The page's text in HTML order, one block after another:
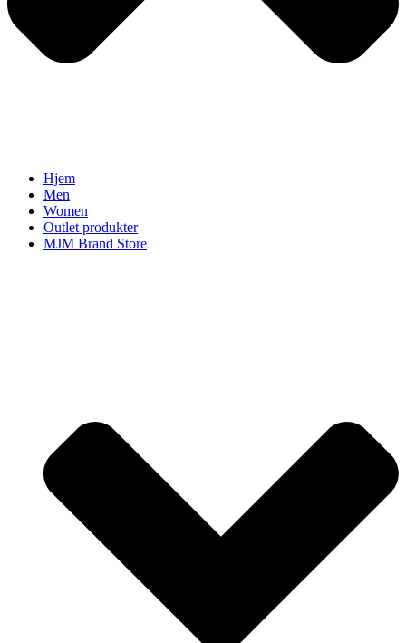
Hjem
Men
Women
Outlet produkter
MJM Brand Store